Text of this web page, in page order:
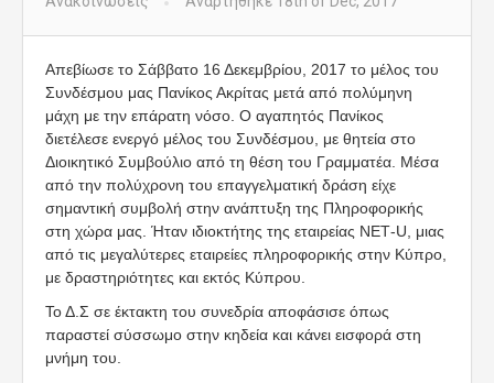
Απεβίωσε το Σάββατο 16 Δεκεμβρίου, 2017 το μέλος του
Συνδέσμου μας Πανίκος Ακρίτας μετά από πολύμηνη
μάχη με την επάρατη νόσο. Ο αγαπητός Πανίκος
διετέλεσε ενεργό μέλος του Συνδέσμου, με θητεία στο
Διοικητικό Συμβούλιο από τη θέση του Γραμματέα. Μέσα
από την πολύχρονη του επαγγελματική δράση είχε
σημαντική συμβολή στην ανάπτυξη της Πληροφορικής
στη χώρα μας. Ήταν ιδιοκτήτης της εταιρείας ΝΕΤ-U, μιας
από τις μεγαλύτερες εταιρείες πληροφορικής στην Κύπρο,
με δραστηριότητες και εκτός Κύπρου.
Το Δ.Σ σε έκτακτη του συνεδρία αποφάσισε όπως
παραστεί σύσσωμο στην κηδεία και κάνει εισφορά στη
μνήμη του.